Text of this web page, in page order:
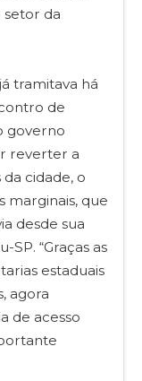
da
tramitava há
de
governo
reverter a
cidade, o
marginais, que
desde sua
“Graças as
estaduais
agora
de acesso